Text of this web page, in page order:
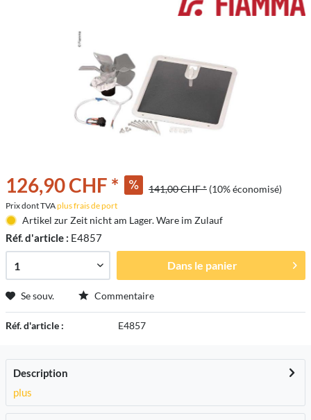
126,90 CHF * 141,00 CHF * (10% économisé)
Prix dont TVAplus frais de port
Artikel zur Zeit nicht am Lager. Ware im Zulauf
Réf. d'article : E4857
Dans le panier
Se souv. Commentaire
Réf. d'article : E4857
Description
plus